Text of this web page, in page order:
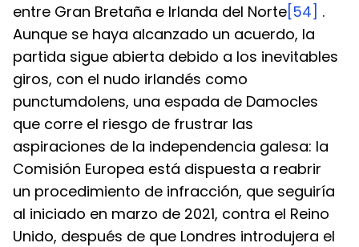
entre Gran Bretaña e Irlanda del Norte[54] .
Aunque se haya alcanzado un acuerdo, la
partida sigue abierta debido a los inevitables
giros, con el nudo irlandés como
punctumdolens, una espada de Damocles
que corre el riesgo de frustrar las
aspiraciones de la independencia galesa: la
Comisión Europea está dispuesta a reabrir
un procedimiento de infracción, que seguiría
al iniciado en marzo de 2021, contra el Reino
Unido, después de que Londres introdujera el